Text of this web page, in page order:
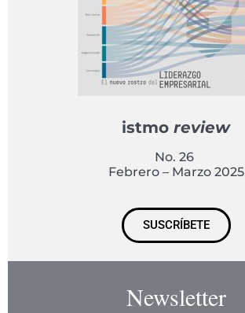
istmo review
No. 26
Febrero – Marzo 2025
SUSCRÍBETE
Newsletter